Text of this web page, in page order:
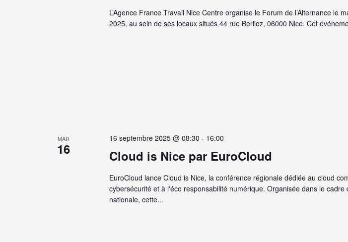
L’Agence France Travail Nice Centre organise le Forum de l’Alternance le
2025, au sein de ses locaux situés 44 rue Berlioz, 06000 Nice. Cet
MAR
16 Cloud is Nice par EuroCloud
16 septembre 2025 @ 08:30 - 16:00
EuroCloud lance Cloud is Nice, la conférence régionale dédiée au cloud
cybersécurité et à l'éco responsabilité numérique. Organisée dans le cadre
nationale, cette...